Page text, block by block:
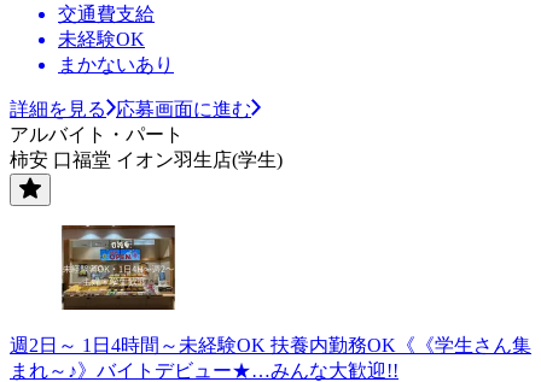
交通費支給
未経験OK
まかないあり
詳細を見る
応募画面に進む
アルバイト・パート
柿安 口福堂 イオン羽生店(学生)
週2日～ 1日4時間～未経験OK 扶養内勤務OK《《学生さん集
まれ～♪》バイトデビュー★…みんな大歓迎!!